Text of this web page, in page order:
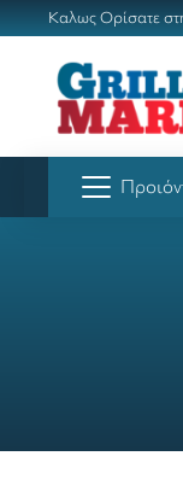
Καλως Ορίσατε